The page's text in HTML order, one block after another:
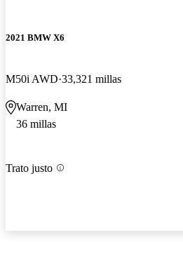
2021 BMW X6
M50i AWD 33,321 millas
Warren, MI
36 millas
Trato justo